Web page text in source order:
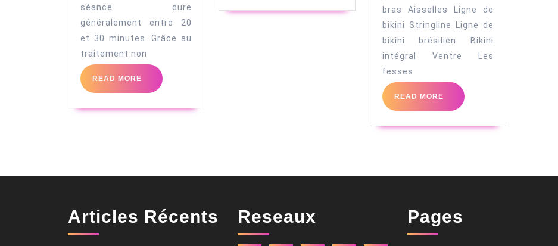
séance dure
généralement entre 20
et 30 minutes. Grâce au
traitement non
READ MORE
READ
MORE
bras Aisselles Ligne de
bikini Stringline Ligne de
bikini brésilien Bikini
intégral Ventre Les
fesses
READ MORE
READ
MORE
Articles Récents Reseaux Pages